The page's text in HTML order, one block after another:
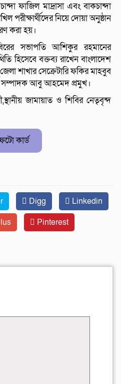
ফাজিল মাদ্রাসা এবং বাকচান্দা
পরীক্ষার্থীদের নিয়ে দোয়া অনুষ্ঠান
করা হয়।
সভাপতি আশিকুর রহমানের
হিসেবে বক্তব্য রাখেন বাংলাদেশ
শাখার সেক্রেটারি ফকির মাহবুব
আবু আহমেদ প্রমুখ।
জামায়াত ও শিবির নেতৃবৃন্দ
কার্ড
Digg
Linkedin
Pinterest